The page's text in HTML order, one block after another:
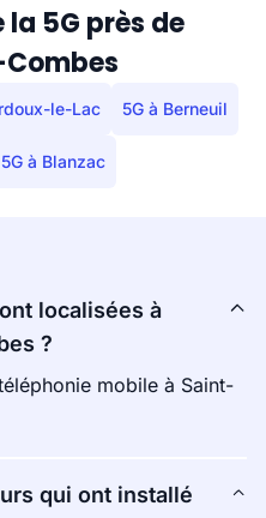
5G près de
le-Lac 5G à Berneuil
5G à Blanzac
localisées à
?
mobile à Saint-
qui ont installé